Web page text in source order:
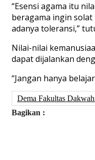
“Esensi agama itu
beragama ingin
adanya toleransi,”
Nilai-nilai
dapat dijalankan
“Jangan hanya
Dema Fakultas
Bagikan :